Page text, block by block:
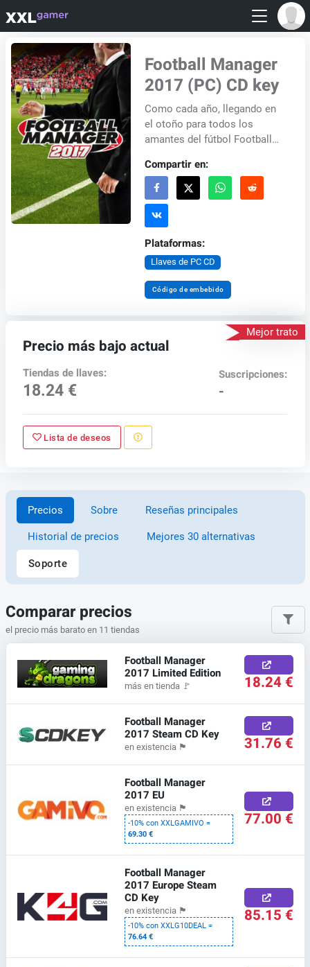
Football Manager
2017 (PC) CD key
Como cada año, llegando en
el otoño para todos los
amantes del fútbol Football
simulaciones más realistas
de la gestión del fútbol...
Compartir en:
Plataformas:
Llaves de PC CD
Código de embebido
Mejor trato
Precio más bajo actual
Tiendas de llaves:
18.24 €
Suscripciones:
-
Lista de deseos
Precios Sobre Reseñas principales
Historial de precios Mejores 30 alternativas
Soporte
Comparar precios
el precio más barato en 11 tiendas
Football Manager
2017 Limited Edition
más en tienda 🚩 18.24 €
Football Manager
2017 Steam CD Key
en existencia 🏴 31.76 €
Football Manager
2017 EU
en existencia 🏴
-10% con XXLGAMIVO =
69.30 €
77.00 €
Football Manager
2017 Europe Steam
CD Key
en existencia 🏴
-10% con XXLG10DEAL =
76.64 €
85.15 €